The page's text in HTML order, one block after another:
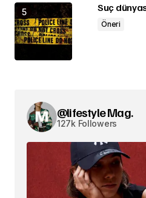
Suç
Öneri
@lifestyle Mag.
127k Followers